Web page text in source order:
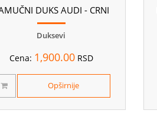
DUKS AUDI - CRNI
Duksevi
Cena: 1,900.00RSD
Opširnije